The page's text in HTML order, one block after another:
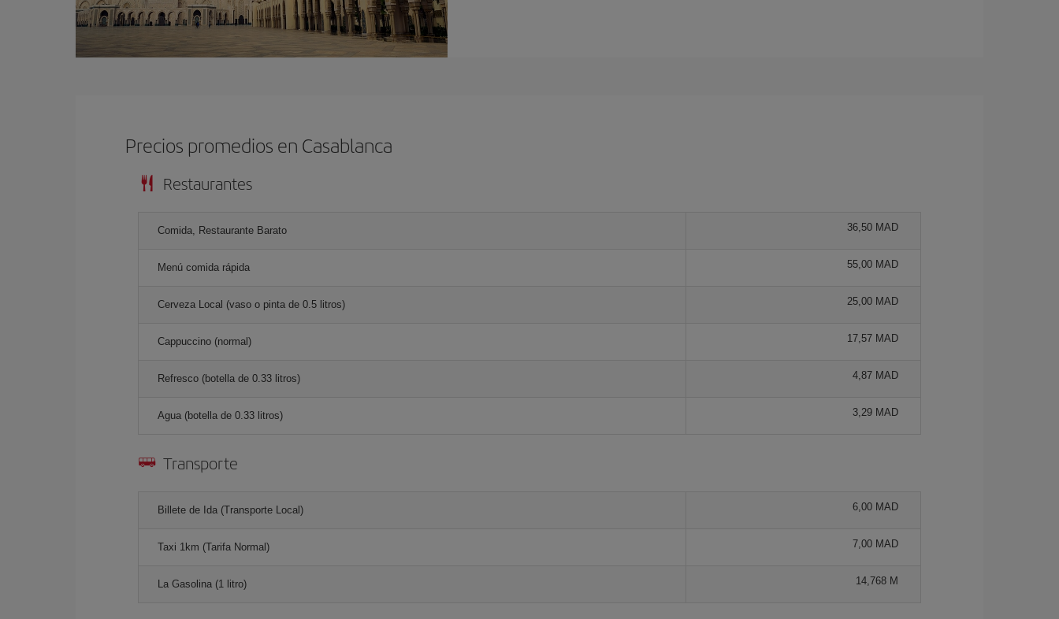
Precios promedios en Casablanca
Restaurantes
Comida, Restaurante Barato 36,50 MAD
Menú comida rápida 55,00 MAD
Cerveza Local (vaso o pinta de 0.5 litros) 25,00 MAD
Cappuccino (normal) 17,57 MAD
Refresco (botella de 0.33 litros) 4,87 MAD
Agua (botella de 0.33 litros) 3,29 MAD
Transporte
Billete de Ida (Transporte Local) 6,00 MAD
Taxi 1km (Tarifa Normal) 7,00 MAD
La Gasolina (1 litro) 14,768 M